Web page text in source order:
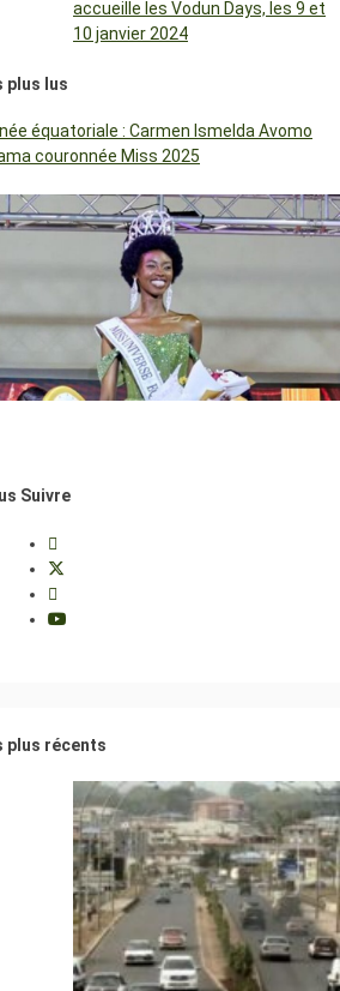
accueille les Vodun Days, les 9 et
10 janvier 2024
plus lus
équatoriale : Carmen Ismelda Avomo
couronnée Miss 2025
Suivre
plus récents